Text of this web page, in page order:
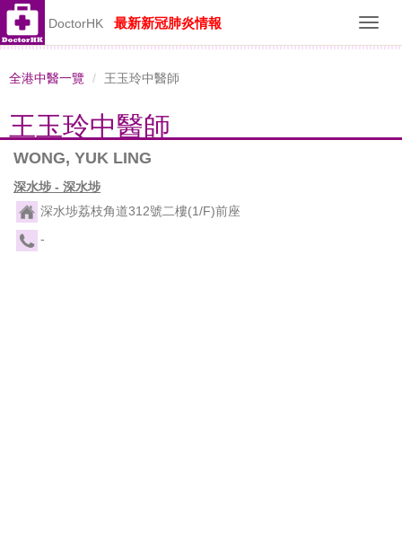
DoctorHK 最新新冠肺炎情報
全港中醫一覽 王玉玲中醫師
王玉玲中醫師
WONG, YUK LING
深水埗 - 深水埗
深水埗荔枝角道312號二樓(1/F)前座
-